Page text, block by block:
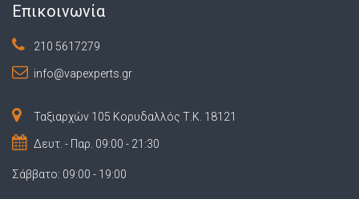
Επικοινωνία
210 5617279
info@vapexperts.gr
Ταξιαρχών 105 Κορυδαλλός Τ.Κ. 18121
Δευτ. - Παρ. 09:00 - 21:30
Σάββατο: 09:00 - 19:00